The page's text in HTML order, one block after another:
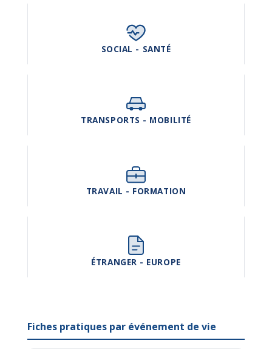
SOCIAL - SANTÉ
TRANSPORTS - MOBILITÉ
TRAVAIL - FORMATION
ÉTRANGER - EUROPE
Fiches pratiques par événement de vie